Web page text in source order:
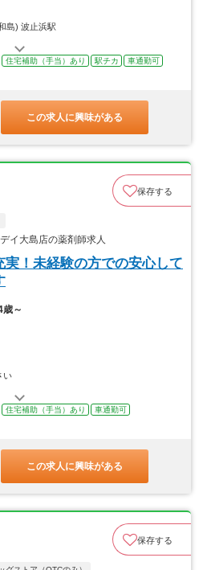
島) 波止浜駅
住宅補助（手当）あり 駅チカ
車通勤可
この求人に興味がある
保存する
イ大島店の薬剤師求人
！未経験の方での安心して
歳～
い
住宅補助（手当）あり
車通勤可
この求人に興味がある
保存する